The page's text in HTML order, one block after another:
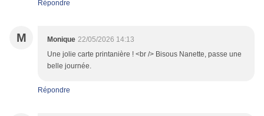
Répondre
M Monique 22/05/2026 14:13
Une jolie carte printanière ! <br /> Bisous Nanette, passe une
belle journée.
Répondre